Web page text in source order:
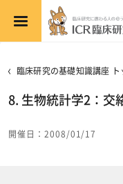
メインコンテンツへスキップ
臨床研究の基礎知識講座 ト
8. 生物統計学2：交
開催日：2008/01/17